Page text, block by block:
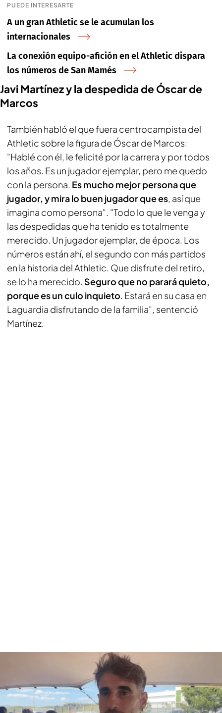
PUEDE INTERESARTE
A un gran Athletic se le acumulan los
internacionales
La conexión equipo-afición en el Athletic dispara
los números de San Mamés
Javi Martínez y la despedida de Óscar de
Marcos
También habló el que fuera centrocampista del
Athletic sobre la figura de Óscar de Marcos:
"Hablé con él, le felicité por la carrera y por todos
los años. Es un jugador ejemplar, pero me quedo
con la persona. Es mucho mejor persona que
jugador, y mira lo buen jugador que es, así que
imagina como persona". "Todo lo que le venga y
las despedidas que ha tenido es totalmente
merecido. Un jugador ejemplar, de época. Los
números están ahí, el segundo con más partidos
en la historia del Athletic. Que disfrute del retiro,
se lo ha merecido. Seguro que no parará quieto,
porque es un culo inquieto. Estará en su casa en
Laguardia disfrutando de la familia", sentenció
Martínez.